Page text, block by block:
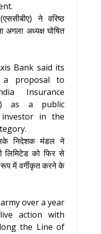
ने वरिष्ठ
अगला अध्यक्ष घोषित
Bank said its
a proposal to
Insurance
as a public
investor in the
निदेशक मंडल ने
लिमिटेड को फिर से
में वर्गीकृत करने के
over a year
action with
the Line of